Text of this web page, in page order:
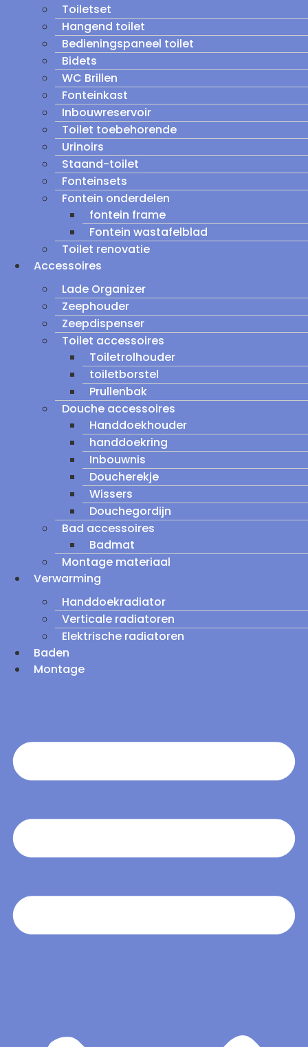
Toiletset
Hangend toilet
Bedieningspaneel toilet
Bidets
WC Brillen
Fonteinkast
Inbouwreservoir
Toilet toebehorende
Urinoirs
Staand-toilet
Fonteinsets
Fontein onderdelen
fontein frame
Fontein wastafelblad
Toilet renovatie
Accessoires
Lade Organizer
Zeephouder
Zeepdispenser
Toilet accessoires
Toiletrolhouder
toiletborstel
Prullenbak
Douche accessoires
Handdoekhouder
handdoekring
Inbouwnis
Doucherekje
Wissers
Douchegordijn
Bad accessoires
Badmat
Montage materiaal
Verwarming
Handdoekradiator
Verticale radiatoren
Elektrische radiatoren
Baden
Montage